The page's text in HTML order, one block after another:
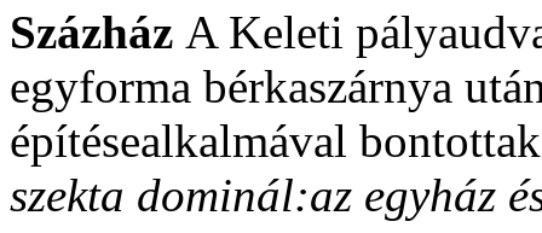
Százház A Keleti
egyforma bérkaszárnya
építésealkalmával
szekta dominál:az egyház